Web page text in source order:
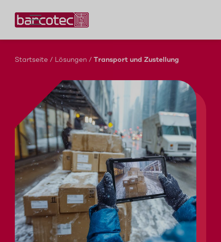
Startseite / Lösungen / Transport und Zustellung
Kontaktieren Sie uns!